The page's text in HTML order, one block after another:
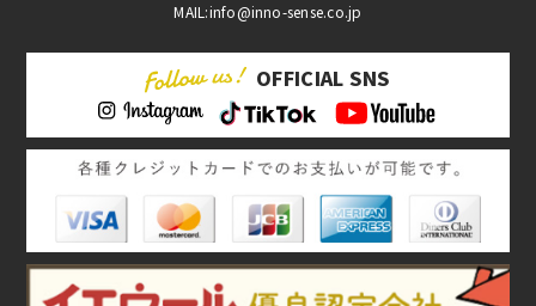
MAIL:info@inno-sense.co.jp
OFFICIAL SNS